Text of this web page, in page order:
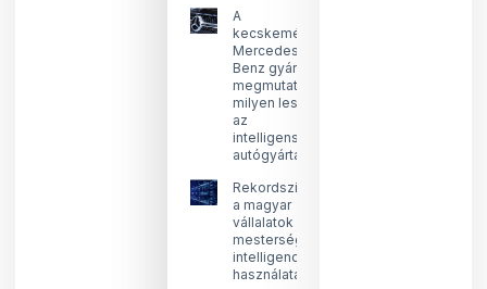
A
kecskeméti
Mercedes-
Benz gyár
megmutatja,
milyen lesz
az
intelligens
autógyártás
Rekordszinten
a magyar
vállalatok
mesterséges
intelligencia
használata